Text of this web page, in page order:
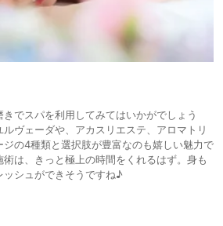
でスパを利用してみてはいかがでしょう
ヴェーダや、アカスリエステ、アロマトリ
の4種類と選択肢が豊富なのも嬉しい魅力で
は、きっと極上の時間をくれるはず。身も
シュができそうですね♪